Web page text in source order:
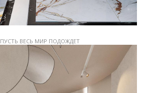
ПУСТЬ ВЕСЬ МИР ПОДОЖДЕТ